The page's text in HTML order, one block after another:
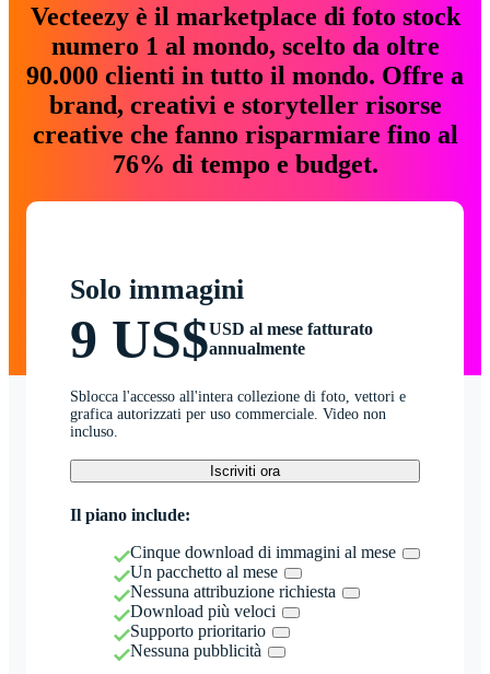
Vecteezy è il marketplace di foto stock
numero 1 al mondo, scelto da oltre
90.000 clienti in tutto il mondo. Offre a
brand, creativi e storyteller risorse
creative che fanno risparmiare fino al
76% di tempo e budget.
Solo immagini
9 US$USD al mese fatturato
annualmente
Sblocca l'accesso all'intera collezione di foto, vettori e
grafica autorizzati per uso commerciale. Video non
incluso.
Iscriviti ora
Il piano include:
Cinque download di immagini al mese
Un pacchetto al mese
Nessuna attribuzione richiesta
Download più veloci
Supporto prioritario
Nessuna pubblicità